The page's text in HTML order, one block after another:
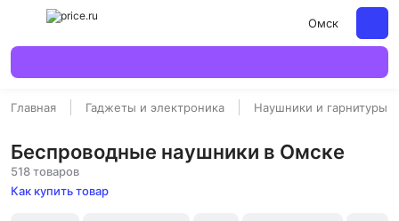
Омск
Главная Гаджеты и электроника Наушники и гарнитуры
Беспроводные наушники в Омске
518 товаров
Как купить товар